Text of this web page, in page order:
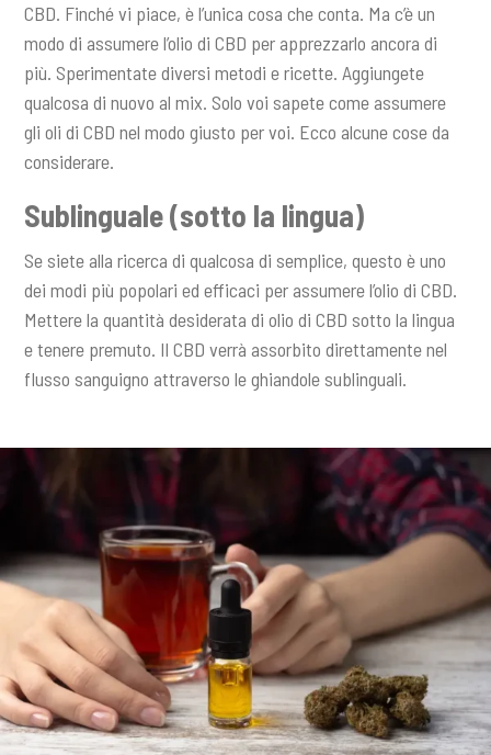
CBD. Finché vi piace, è l’unica cosa che conta. Ma c’è un
modo di assumere l’olio di CBD per apprezzarlo ancora di
più. Sperimentate diversi metodi e ricette. Aggiungete
qualcosa di nuovo al mix. Solo voi sapete come assumere
gli oli di CBD nel modo giusto per voi. Ecco alcune cose da
considerare.
Sublinguale (sotto la lingua)
Se siete alla ricerca di qualcosa di semplice, questo è uno
dei modi più popolari ed efficaci per assumere l’olio di CBD.
Mettere la quantità desiderata di olio di CBD sotto la lingua
e tenere premuto. Il CBD verrà assorbito direttamente nel
flusso sanguigno attraverso le ghiandole sublinguali.